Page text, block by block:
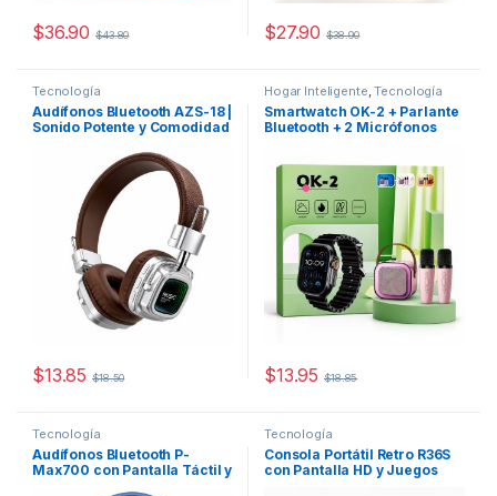
$36.90 $43.80 $27.90 $38.90
Tecnología
Audífonos Bluetooth AZS-18 |
Sonido Potente y Comodidad
$13.85 $18.50
Este producto tiene múltiples variantes. Las opciones se
Hogar Inteligente,Tecnología
Smartwatch OK-2 + Parlante
Bluetooth + 2 Micrófonos
$13.95 $18.85
Este producto tiene múltiples
Tecnología
Audífonos Bluetooth P-
Max700 con Pantalla Táctil y
Tecnología
Consola Portátil Retro R36S
con Pantalla HD y Juegos